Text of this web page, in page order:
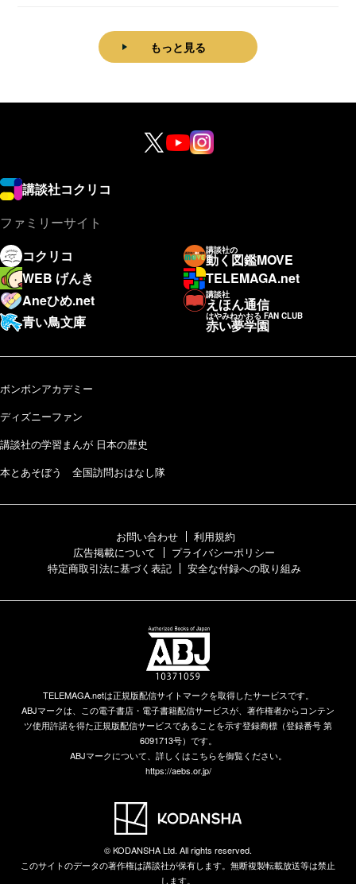
もっと見る
講談社コクリコ
ファミリーサイト
コクリコ
講談社の
動く図鑑MOVE
WEB げんき
TELEMAGA.net
Aneひめ.net
講談社
えほん通信
青い鳥文庫
はやみねかおる FAN CLUB
赤い夢学園
ボンボンアカデミー
ディズニーファン
講談社の学習まんが 日本の歴史
本とあそぼう 全国訪問おはなし隊
お問い合わせ
利用規約
広告掲載について
プライバシーポリシー
特定商取引法に基づく表記
安全な付録への取り組み
TELEMAGA.netは正規版配信サイトマークを取得したサービスです。
ABJマークは、この電子書店・電子書籍配信サービスが、著作権者からコンテン
ツ使用許諾を得た正規版配信サービスであることを示す登録商標（登録番号 第
6091713号）です。
ABJマークについて、詳しくはこちらを御覧ください。
https://aebs.or.jp/
© KODANSHA Ltd. All rights reserved.
このサイトのデータの著作権は講談社が保有します。無断複製転載放送等は禁止
します。